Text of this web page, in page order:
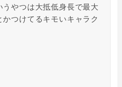
やつは大抵低身長で最大
つけてるキモいキャラク